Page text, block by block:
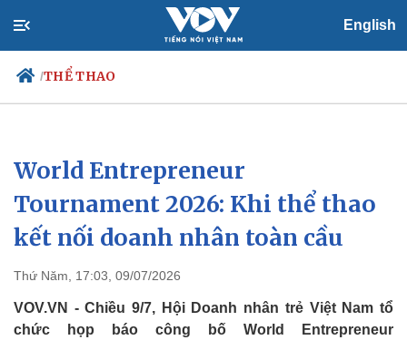
English
/THỂ THAO
Chính trị
Đảng
Tổ chức nhân sự
Quốc hội
Xã hội
Tin 24h
Dự báo thời tiết
Giáo dục
World Entrepreneur
Tournament 2026: Khi thể thao
kết nối doanh nhân toàn cầu
Thứ Năm, 17:03, 09/07/2026
VOV.VN - Chiều 9/7, Hội Doanh nhân trẻ Việt Nam tổ
chức họp báo công bố World Entrepreneur